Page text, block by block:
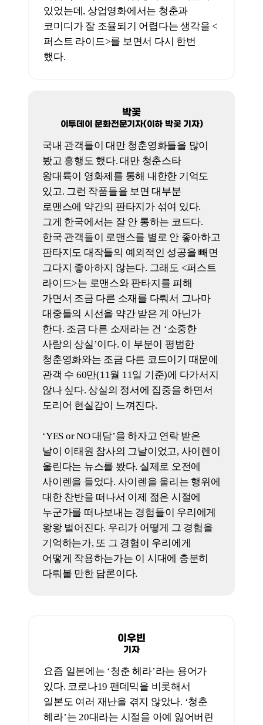
라이드>는 로맨스와 판타지를 피해
가면서 조금 다른 소재를 다뤄서 그나마
대중들의 시선을 약간 받은 게 아닌가
한다. 조금 다른 소재라는 건 ‘소중한
사람의 상실’이다. 이 부분이 평범한
도리어 현실감이 느껴진다.
날이 이태원 참사의 그날이었고, 사이렌이
울린다는 뉴스를 봤다. 실제로 오전에
사이렌을 들었다. 사이렌을 울리는 행위에
대한 찬반을 떠나서 이제 젊은 시절에
누군가를 떠나보내는 경험들이 우리에게
왕왕 벌어진다. 우리가 어떻게 그 경험을
기억하는가, 또 그 경험이 우리에게
어떻게 작용하는가는 이 시대에 충분히
다뤄볼 만한 담론이다.
이우빈
기자
요즘 일본에는 ‘청춘 헤라’라는 용어가
있다. 코로나19 팬데믹을 비롯해서
일본도 여러 재난을 겪지 않았나. ‘청춘
헤라’는 20대라는 시절을 아예 잃어버린
일본 사람들이 그 시절을 추억하려고
문화 콘텐츠로 소비를 하는 경향을
말하는 단어다. 서브 컬처계에서
우울하고 침체되어 있는 세대를 말하는
용어에서 조금 변형된 단어다.
우리나라도 박꽃 기자가 말한 것처럼
지난 10년간 그런 경험들이 꽤 있었다. <
퍼스트 라이드>가 처음에 기획된 맥락,
그러니까 어떤 상실의 맥락, 그리고
‘잃어버린 청춘’을 30대에 다시
찾아보겠다는 맥락에서는 매우 흥미롭고
차별화의 지점이 있다. 다만, 앞서 말한
것처럼 그 의도가 코미디라는 외형과는
잘 맞지 않았다. 오히려 최근의 일본
라이드>와 <너의 새는 노래할 수 있어>
는 상업영화와 독립영화의 차이나
한국영화에서는 상업적으로 이런 정서를
잘 풀어내는 경우가 그리 많지 않은 것
같다.